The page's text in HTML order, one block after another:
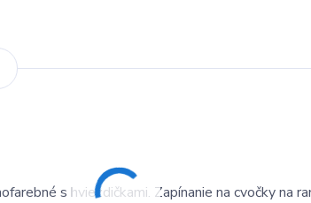
s hviezdičkami. Zapínanie na cvočky na